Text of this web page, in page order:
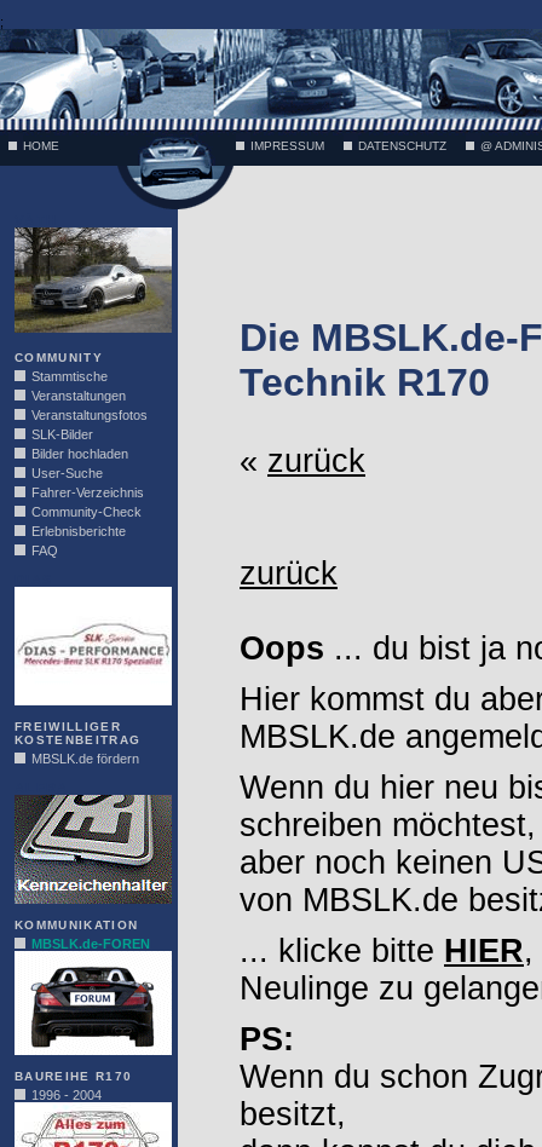
;
HOME IMPRESSUM DATENSCHUTZ @
COMMUNITY
Stammtische
Veranstaltungen
Veranstaltungsfotos
SLK-Bilder
Bilder hochladen
User-Suche
Fahrer-Verzeichnis
Community-Check
Erlebnisberichte
FAQ
FREIWILLIGER
KOSTENBEITRAG
MBSLK.de fördern
KOMMUNIKATION
MBSLK.de-FOREN
BAUREIHE R170
1996 - 2004
Die MBSLK.de-
Technik R170
« zurück
zurück
Oops ... du bist ja
Hier kommst du
MBSLK.de
Wenn du hier neu
schreiben möchtest,
aber noch keinen
von MBSLK.de
... klicke bitte HIER,
Neulinge zu
PS:
Wenn du schon
besitzt,